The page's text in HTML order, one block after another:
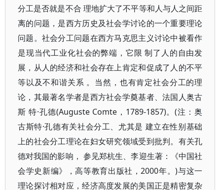
分工是否就是不合 理地扩大了不平等和人与人之间距
离的问题，是西方历史及社会学讨论的一个重要理论
问题。社会分工问题在西方马克思主义讨论中被看作
是现当代工业化社会的弊端，它限 制了人的自由发
展，从人的经济和社会存在上肯定和促成了人的不平
等以及不和谐关系 。当然，也有肯定社会分工的理
论，其最著名学者是西方社会学奠基者、法国人奥古
斯 特·孔德(Auguste Comte，1789-1857)。(注：奥
古斯特·孔德有关社会分工、尤其是 建立在性别基础
上的社会分工理论在妇女研究领域受到批判。有关孔
德对我国的影响， 参见郑杭生、李迎生著：《中国社
会学史新编》，高等教育出版社，2000年。)与这一
理论探讨相对应，经济高度发展的美国正是精密复杂